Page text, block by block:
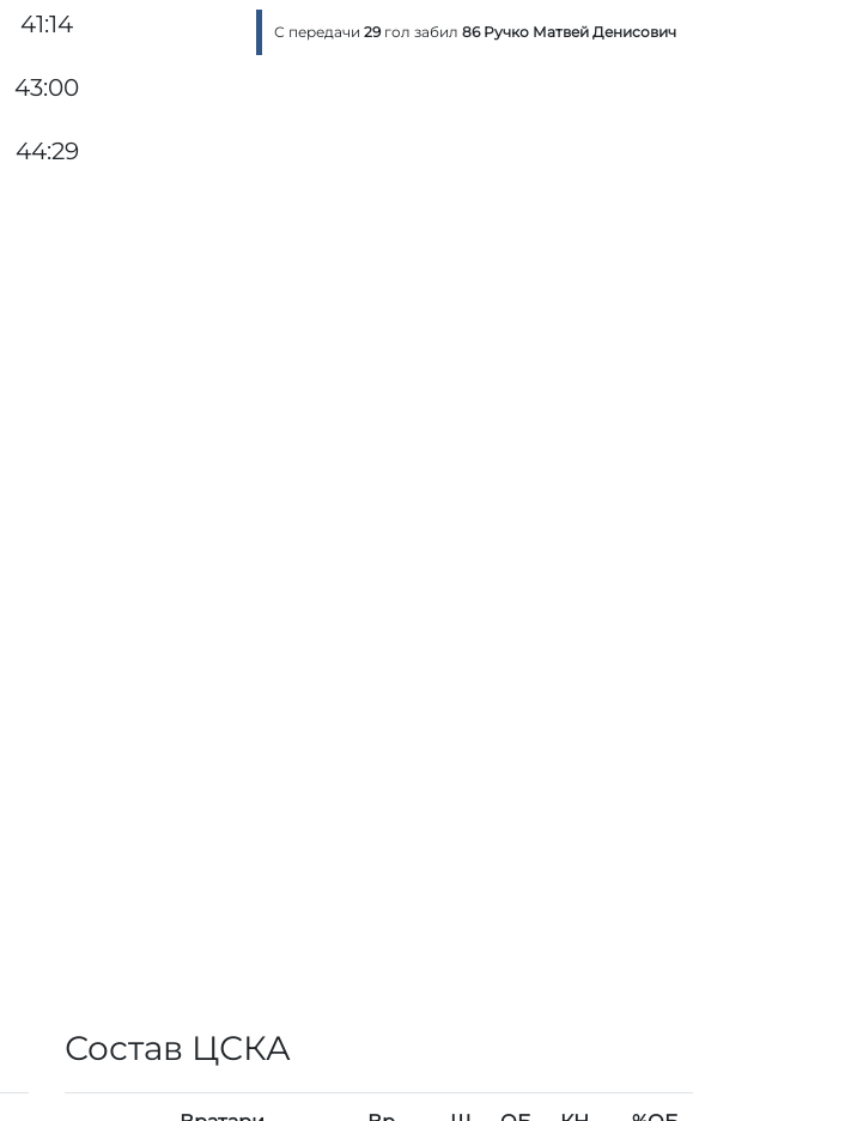
41:14 С передачи 29 гол забил 86 Ручко Матвей Денисович
43:00
44:29
Состав ЦСКА